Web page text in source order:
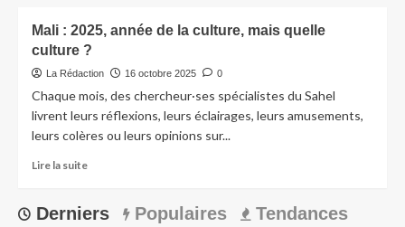
Mali : 2025, année de la culture, mais quelle
culture ?
La Rédaction 16 octobre 2025 0
Chaque mois, des chercheur·ses spécialistes du Sahel
livrent leurs réflexions, leurs éclairages, leurs amusements,
leurs colères ou leurs opinions sur...
Lire la suite
Derniers Populaires Tendances